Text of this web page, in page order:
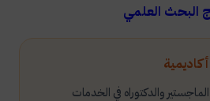
والدكتوراه في الخدمات
البحث العلمي